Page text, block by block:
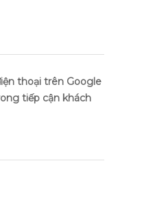
thoại trên Google
tiếp cận khách